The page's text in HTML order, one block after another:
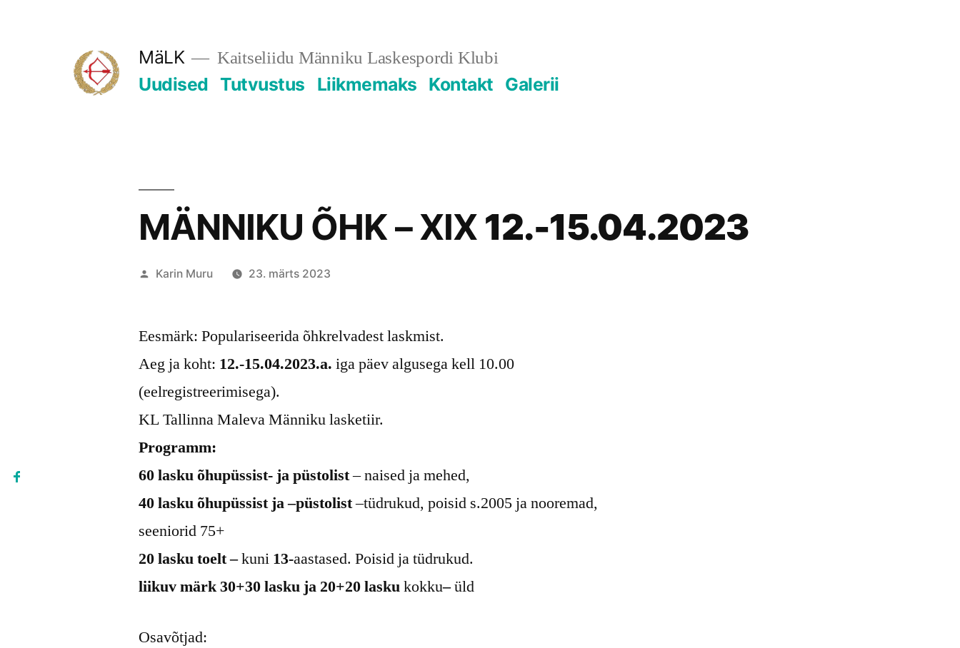
MäLK Kaitseliidu Männiku Laskespordi Klubi
Uudised Tutvustus Liikmemaks Kontakt Galerii
MÄNNIKU ÕHK – XIX 12.-15.04.2023
Posted
Karin Muru 23. märts 2023
Eesmärk: Populariseerida õhkrelvadest laskmist.
Aeg ja koht: 12.-15.04.2023.a. iga päev algusega kell 10.00
(eelregistreerimisega).
KL Tallinna Maleva Männiku lasketiir.
Programm:
60 lasku õhupüssist- ja püstolist– naised ja mehed,
40 laskuõhupüssist ja –püstolist–tüdrukud, poisid s.2005 ja nooremad,
seeniorid 75+
20 lasku toelt –kuni 13-aastased. Poisid ja tüdrukud.
liikuv märk 30+30 lasku ja 20+20 laskukokku–üld
Osavõtjad: